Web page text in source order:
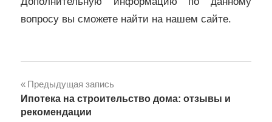
вопросу вы сможете найти на нашем сайте.
Навигация
по
Предыдущая запись
Ипотека на строительство дома: отзывы и
рекомендации